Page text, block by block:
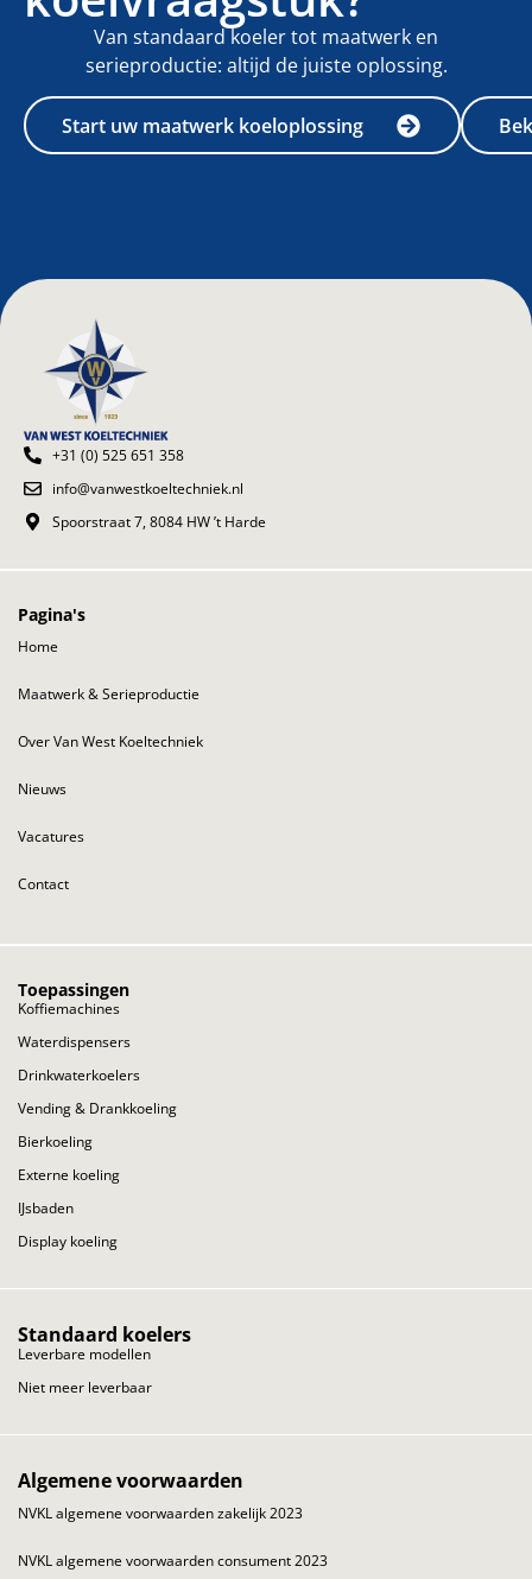
Van standaard koeler tot maatwerk en
serieproductie: altijd de juiste oplossing.
Start uw maatwerk koeloplossing
+31 (0) 525 651 358
info@vanwestkoeltechniek.nl
Spoorstraat 7, 8084 HW ’t Harde
Pagina's
Home
Maatwerk & Serieproductie
Over Van West Koeltechniek
Nieuws
Vacatures
Contact
Toepassingen
Koffiemachines
Waterdispensers
Drinkwaterkoelers
Vending & Drankkoeling
Bierkoeling
Externe koeling
IJsbaden
Display koeling
Standaard koelers
Leverbare modellen
Niet meer leverbaar
Algemene voorwaarden
NVKL algemene voorwaarden zakelijk 2023
NVKL algemene voorwaarden consument 2023